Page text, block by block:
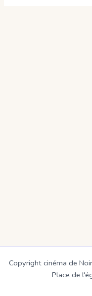
Copyright cinéma de
Place de